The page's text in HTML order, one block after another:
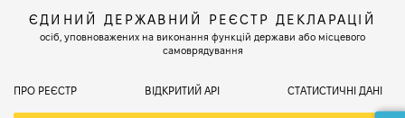
ЄДИНИЙ ДЕРЖАВНИЙ РЕЄСТР ДЕКЛАРАЦІЙ
осіб, уповноважених на виконання функцій держави або місцевого
самоврядування
ПРО РЕЄСТР ВІДКРИТИЙ АРІ СТАТИСТИЧНІ ДАНІ